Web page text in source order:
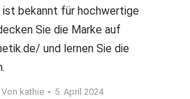
ist bekannt für hochwertige
Sie die Marke auf
und lernen Sie die
Von kathie 5. April 2024